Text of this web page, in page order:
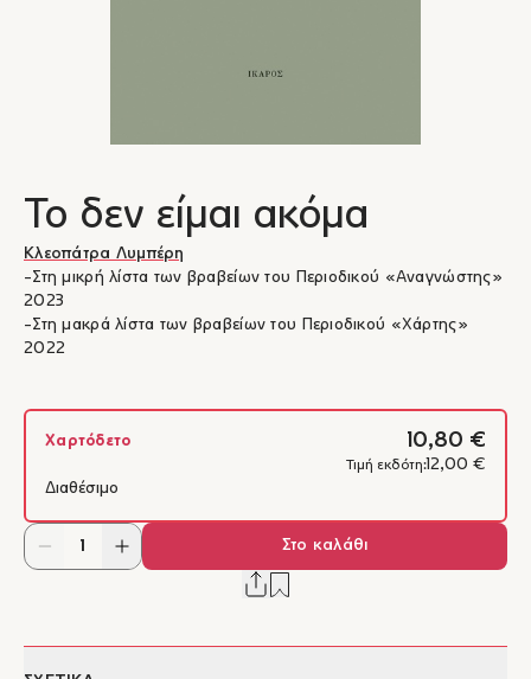
Το δεν είμαι ακόμα
Κλεοπάτρα Λυμπέρη
-Στη μικρή λίστα των βραβείων του Περιοδικού «Αναγνώστης»
2023
-Στη μακρά λίστα των βραβείων του Περιοδικού «Χάρτης»
2022
Χαρτόδετο 10,80 €
Τιμή εκδότη: 12,00 €
Διαθέσιμο
Στο καλάθι